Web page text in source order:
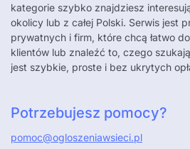
kategorie szybko znajdziesz
okolicy lub z całej Polski. Serwis jest
prywatnych i firm, które chcą łatwo
klientów lub znaleźć to, czego
jest szybkie, proste i bez ukrytych
Potrzebujesz pomocy?
pomoc@ogloszeniawsieci.pl